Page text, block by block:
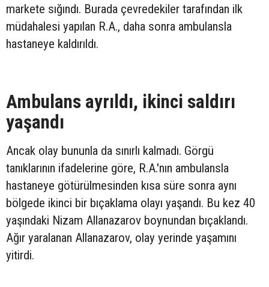
markete sığındı. Burada çevredekiler tarafından ilk
müdahalesi yapılan R.A., daha sonra ambulansla
hastaneye kaldırıldı.
Ambulans ayrıldı, ikinci saldırı
yaşandı
Ancak olay bununla da sınırlı kalmadı. Görgü
tanıklarının ifadelerine göre, R.A.'nın ambulansla
hastaneye götürülmesinden kısa süre sonra aynı
bölgede ikinci bir bıçaklama olayı yaşandı. Bu kez 40
yaşındaki Nizam Allanazarov boynundan bıçaklandı.
Ağır yaralanan Allanazarov, olay yerinde yaşamını
yitirdi.